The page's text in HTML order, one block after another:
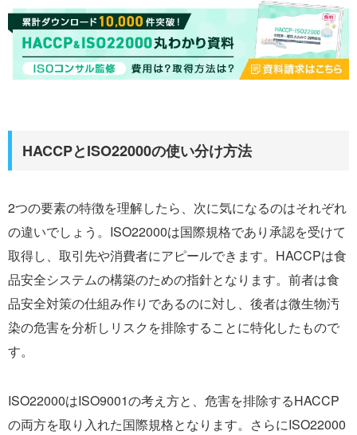
HACCPとISO22000の使い分け方法
2つの要素の特徴を理解したら、次に気になるのはそれぞれ
の違いでしょう。ISO22000は国際規格であり承認を受けて
取得し、取引先や消費者にアピールできます。HACCPは食
品安全システムの構築のための指針となります。前者は食
品安全対策の仕組み作りであるのに対し、後者は微生物汚
染の危害を分析しリスクを排除することに特化したもので
す。
ISO22000はISO9001の考え方と、危害を排除するHACCP
の両方を取り入れた国際規格となります。さらにISO22000